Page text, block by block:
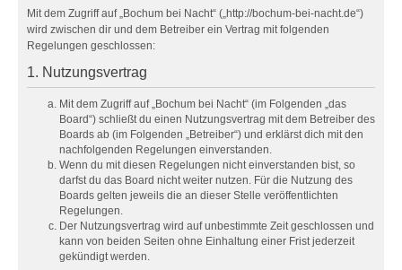
Mit dem Zugriff auf „Bochum bei Nacht“ („http://bochum-bei-nacht.de“)
wird zwischen dir und dem Betreiber ein Vertrag mit folgenden
Regelungen geschlossen:
1. Nutzungsvertrag
Mit dem Zugriff auf „Bochum bei Nacht“ (im Folgenden „das
Board“) schließt du einen Nutzungsvertrag mit dem Betreiber des
Boards ab (im Folgenden „Betreiber“) und erklärst dich mit den
nachfolgenden Regelungen einverstanden.
Wenn du mit diesen Regelungen nicht einverstanden bist, so
darfst du das Board nicht weiter nutzen. Für die Nutzung des
Boards gelten jeweils die an dieser Stelle veröffentlichten
Regelungen.
Der Nutzungsvertrag wird auf unbestimmte Zeit geschlossen und
kann von beiden Seiten ohne Einhaltung einer Frist jederzeit
gekündigt werden.